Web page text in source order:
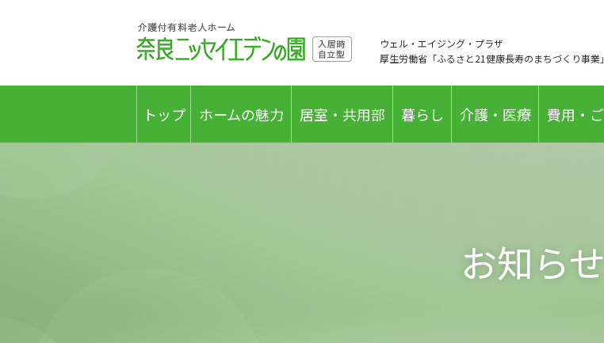
ウェル・エイジング・プラザ
厚生労働省「ふるさと21健康長寿のまちづくり事業
トップ ホームの魅力 居室・共用部 暮らし 介護・医療 費用・
お知らせ